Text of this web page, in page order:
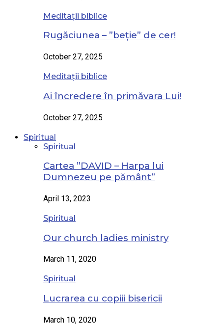
Meditații biblice
Rugăciunea – ”beție” de cer!
October 27, 2025
Meditații biblice
Ai încredere în primăvara Lui!
October 27, 2025
Spiritual
Spiritual
Cartea ”DAVID – Harpa lui
Dumnezeu pe pământ”
April 13, 2023
Spiritual
Our church ladies ministry
March 11, 2020
Spiritual
Lucrarea cu copiii bisericii
March 10, 2020